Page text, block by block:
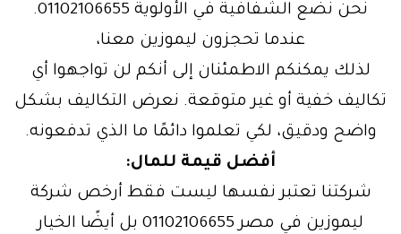
نحن نضع الشفافية في الأولوية 01102106655.
عندما تحجزون ليموزين معنا،
لذلك يمكنكم الاطمئنان إلى أنكم لن تواجهوا أي
تكاليف خفية أو غير متوقعة. نعرض التكاليف بشكل
واضح ودقيق، لكي تعلموا دائمًا ما الذي تدفعونه.
أفضل قيمة للمال:
شركتنا تعتبر نفسها ليست فقط أرخص شركة
ليموزين في مصر 01102106655 بل أيضًا الخيار